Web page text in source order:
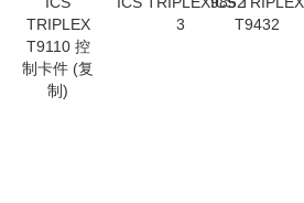
TRIPLEX
T9110 控
制卡件 (复
制)
3
T9432